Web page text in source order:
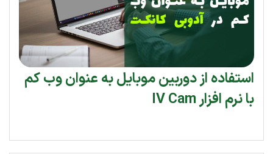
استفاده از دوربین موبایل به عنوان وب کم
با نرم افزار IV Cam